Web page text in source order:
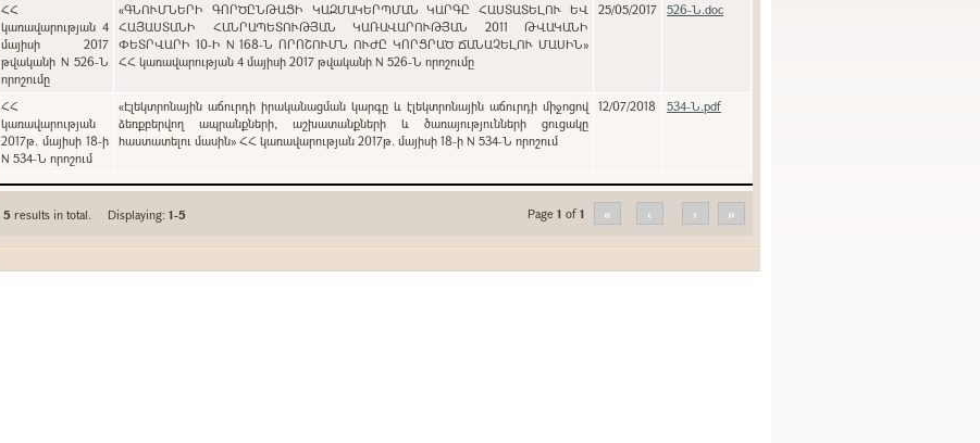
ՀՀ
կառավարության 4
մայիսի 2017
թվականի N 526-Ն
որոշումը
«ԳՆՈՒՄՆԵՐԻ ԳՈՐԾԸՆԹԱՑԻ ԿԱԶՄԱԿԵՐՊՄԱՆ ԿԱՐԳԸ ՀԱՍՏԱՏԵԼՈՒ ԵՎ
ՀԱՅԱՍՏԱՆԻ ՀԱՆՐԱՊԵՏՈՒԹՅԱՆ ԿԱՌԱՎԱՐՈՒԹՅԱՆ 2011 ԹՎԱԿԱՆԻ
ՓԵՏՐՎԱՐԻ 10-Ի N 168-Ն ՈՐՈՇՈՒՄՆ ՈՒԺԸ ԿՈՐՑՐԱԾ ՃԱՆԱՉԵԼՈՒ ՄԱՍԻՆ»
ՀՀ կառավարության 4 մայիսի 2017 թվականի N 526-Ն որոշումը
25/05/2017 526-Ն.doc
ՀՀ
կառավարության
2017թ. մայիսի 18-ի
N 534-Ն որոշում
«Էլեկտրոնային աճուրդի իրականացման կարգը և էլեկտրոնային աճուրդի միջոցով
ձեռքբերվող ապրանքների, աշխատանքների և ծառայությունների ցուցակը
հաստատելու մասին» ՀՀ կառավարության 2017թ. մայիսի 18-ի N 534-Ն որոշում
12/07/2018 534-Ն.pdf
5 results in total. Displaying:1-5 Page 1 of1 « ‹ › »